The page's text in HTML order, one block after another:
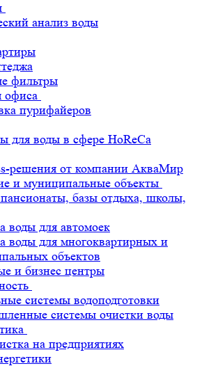
анализ воды
фильтры
офиса
пурифайеров
для воды в сфере HoReCa
решения от компании АкваМир
и муниципальные объекты
базы отдыха, школы,
воды для автомоек
воды для многоквартирных и
объектов
и бизнес центры
системы водоподготовки
системы очистки воды
на предприятиях